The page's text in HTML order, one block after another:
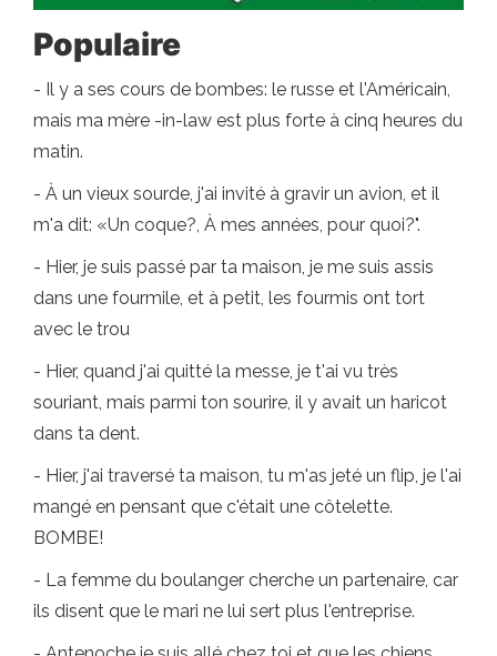
Populaire
- Il y a ses cours de bombes: le russe et l'Américain,
mais ma mère -in-law est plus forte à cinq heures du
matin.
- À un vieux sourde, j'ai invité à gravir un avion, et il
m'a dit: «Un coque?, À mes années, pour quoi?".
- Hier, je suis passé par ta maison, je me suis assis
dans une fourmile, et à petit, les fourmis ont tort
avec le trou
- Hier, quand j'ai quitté la messe, je t'ai vu très
souriant, mais parmi ton sourire, il y avait un haricot
dans ta dent.
- Hier, j'ai traversé ta maison, tu m'as jeté un flip, je l'ai
mangé en pensant que c'était une côtelette.
BOMBE!
- La femme du boulanger cherche un partenaire, car
ils disent que le mari ne lui sert plus l'entreprise.